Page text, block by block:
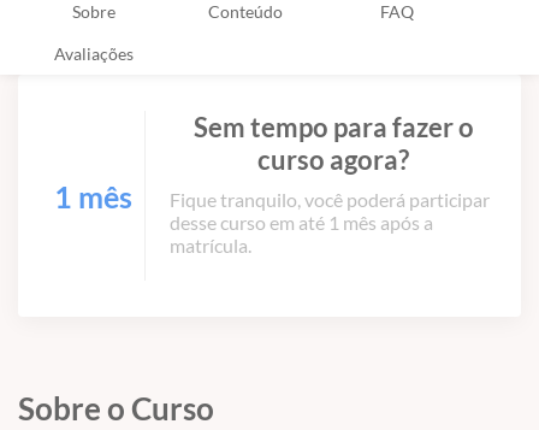
Sobre Conteúdo FAQ
Avaliações
1 mês
Sem tempo para fazer o
curso agora?
Fique tranquilo, você poderá participar
desse curso em até 1 mês após a
matrícula.
Sobre o Curso